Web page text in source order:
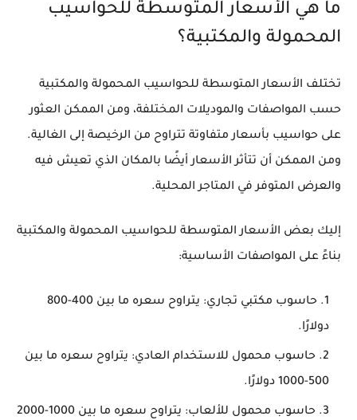
ما هي الأسعار المتوسطة للحواسيب
المحمولة والمكتبية؟
تختلف الأسعار المتوسطة للحواسيب المحمولة والمكتبية
حسب المواصفات والموديلات المختلفة، ومن الممكن العثور
على حواسيب بأسعار متفاوتة تتراوح من الرخيصة إلى الغالية.
ومن الممكن أن تتأثر الأسعار أيضًا بالمكان الذي تعيش فيه
والعرض المتوفر في المتاجر المحلية.
إليك بعض الأسعار المتوسطة للحواسيب المحمولة والمكتبية
بناءً على المواصفات الأساسية:
حاسوب مكتبي تجاري: يتراوح سعره ما بين 400-800
دولارًا.
حاسوب محمول للاستخدام العادي: يتراوح سعره ما بين
500-1000 دولارًا.
حاسوب محمول للألعاب: يتراوح سعره ما بين 1000-2000